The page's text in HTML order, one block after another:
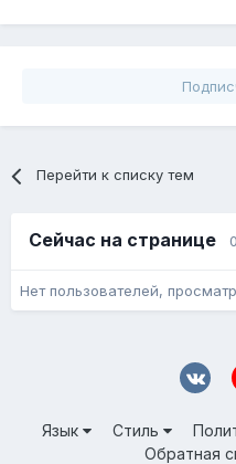
Перейти к списку тем
Сейчас на странице
Нет пользователей,
Язык Стиль
Обратная